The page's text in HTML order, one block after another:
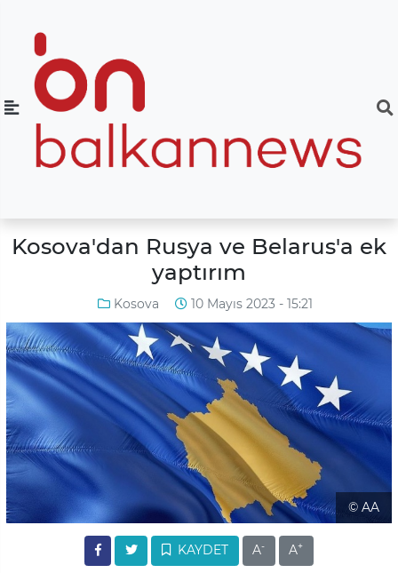
Kosova'dan Rusya ve Belarus'a ek
yaptırım
Kosova 10 Mayıs 2023 - 15:21
© AA
KAYDET A- A+